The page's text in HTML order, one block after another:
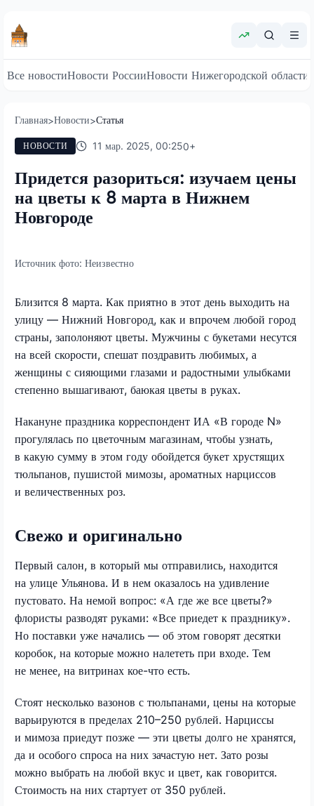
Все новостиНовости РоссииНовости Нижегородской области
Главная>Новости>Статья
НОВОСТИ 11 мар. 2025, 00:250+
Придется разориться: изучаем цены
на цветы к 8 марта в Нижнем
Новгороде
Источник фото: Неизвестно
Близится 8 марта. Как приятно в этот день выходить на
улицу — Нижний Новгород, как и впрочем любой город
страны, заполоняют цветы. Мужчины с букетами несутся
на всей скорости, спешат поздравить любимых, а
женщины с сияющими глазами и радостными улыбками
степенно вышагивают, баюкая цветы в руках.
Накануне праздника корреспондент ИА «В городе N»
прогулялась по цветочным магазинам, чтобы узнать,
в какую сумму в этом году обойдется букет хрустящих
тюльпанов, пушистой мимозы, ароматных нарциссов
и величественных роз.
Свежо и оригинально
Первый салон, в который мы отправились, находится
на улице Ульянова. И в нем оказалось на удивление
пустовато. На немой вопрос: «А где же все цветы?»
флористы разводят руками: «Все приедет к празднику».
Но поставки уже начались — об этом говорят десятки
коробок, на которые можно налететь при входе. Тем
не менее, на витринах кое-что есть.
Стоят несколько вазонов с тюльпанами, цены на которые
варьируются в пределах 210–250 рублей. Нарциссы
и мимоза приедут позже — эти цветы долго не хранятся,
да и особого спроса на них зачастую нет. Зато розы
можно выбрать на любой вкус и цвет, как говорится.
Стоимость на них стартует от 350 рублей.